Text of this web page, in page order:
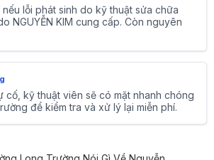
nếu lỗi phát sinh do kỹ thuật sửa chữa
NGUYỄN KIM cung cấp. Còn nguyên
cố, kỹ thuật viên sẽ có mặt nhanh chóng
để kiểm tra và xử lý lại miễn phí.